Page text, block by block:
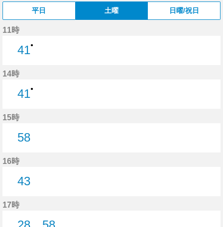
平日 土曜 日曜/祝日
11時
41●
14時
41●
15時
58
16時
43
17時